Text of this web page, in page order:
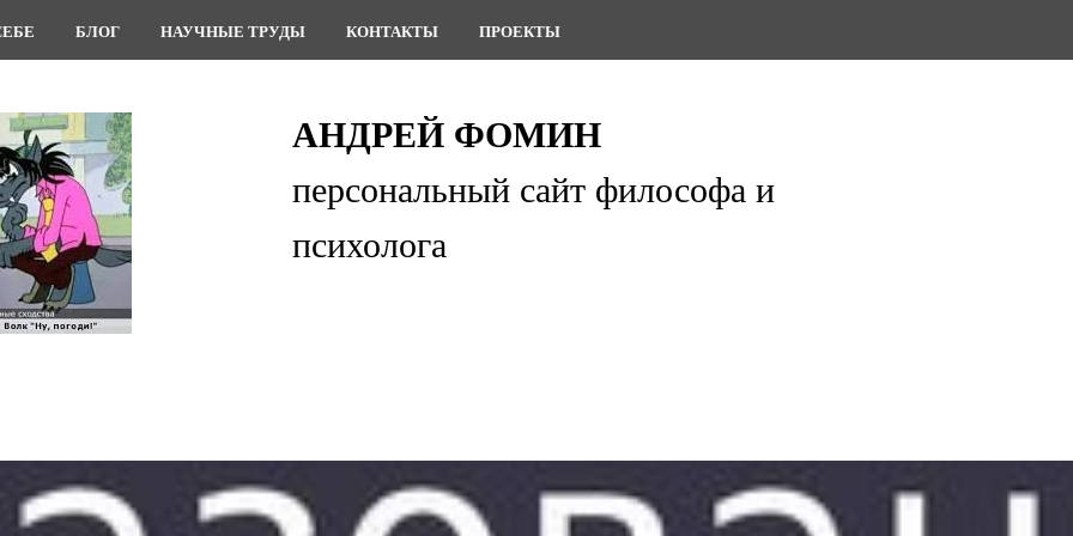
БЛОГ НАУЧНЫЕ ТРУДЫ КОНТАКТЫ ПРОЕКТЫ
АНДРЕЙ ФОМИН
персональный сайт философа и
психолога